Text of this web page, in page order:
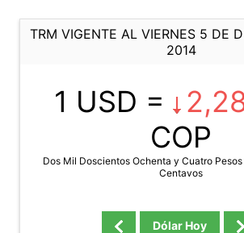
TRM VIGENTE AL VIERNES 5 DE
2014
1 USD =
COP
Dos Mil Doscientos Ochenta y Cuatro
Centavos
Dólar Hoy